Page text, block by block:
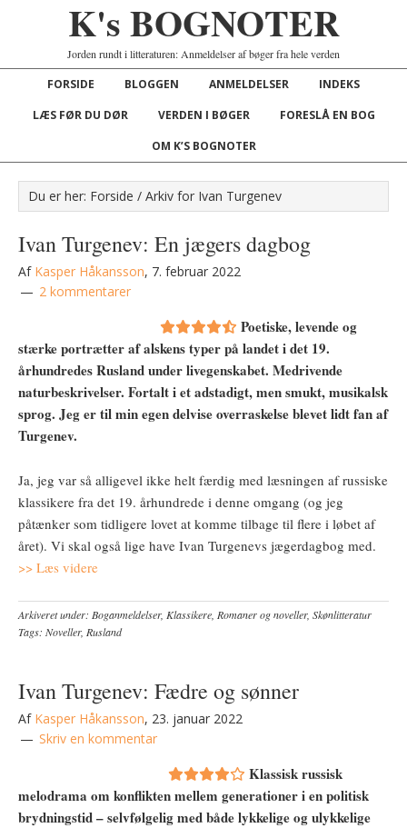
K's BOGNOTER
Jorden rundt i litteraturen: Anmeldelser af bøger fra hele verden
FORSIDE BLOGGEN ANMELDELSER
INDEKS
LÆS FØR DU DØR
VERDEN I BØGER
FORESLÅ EN BOG
OM K’S BOGNOTER
Du er her: Forside / Arkiv for Ivan Turgenev
Ivan Turgenev: En jægers dagbog
Af Kasper Håkansson, 7. februar 2022
2 kommentarer
Poetiske, levende og
stærke portrætter af alskens typer på landet i det 19.
århundredes Rusland under livegenskabet. Medrivende
naturbeskrivelser. Fortalt i et adstadigt, men smukt, musikalsk
sprog. Jeg er til min egen delvise overraskelse blevet lidt fan af
Turgenev.
Ja, jeg var så alligevel ikke helt færdig med læsningen af russiske
klassikere fra det 19. århundrede i denne omgang (og jeg
påtænker som tidligere lovet at komme tilbage til flere i løbet af
året). Vi skal også lige have Ivan Turgenevs jægerdagbog med.
>> Læs videre
Arkiveret under: Boganmeldelser, Klassikere Romaner og noveller, Skønlitteratur
Tags: Noveller, Rusland
Ivan Turgenev: Fædre og sønner
Af Kasper Håkansson, 23. januar 2022
Skriv en kommentar
Klassisk russisk
melodrama om konflikten mellem generationer i en politisk
brydningstid – selvfølgelig med både lykkelige og ulykkelige